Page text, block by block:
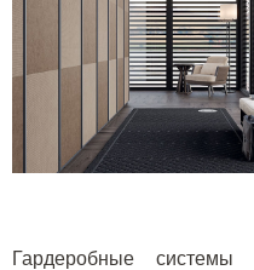
Гардеробные системы